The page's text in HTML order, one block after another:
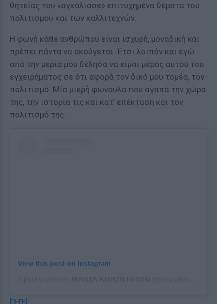
θητείας του «αγκάλιασε» επιτυχημένα θέματα του
πολιτισμού και των καλλιτεχνών.
Η φωνή κάθε ανθρώπου είναι ισχυρή, μοναδική και
πρέπει πάντα να ακούγεται. Έτσι λοιπόν και εγώ
από την μεριά μου θέλησα να είμαι μέρος αυτού του
εγχειρήματος σε ότι αφορά τον δικό μου τομέα, τον
πολιτισμό. Μία μικρή φωνούλα που αγαπά την χώρα
της, την ιστορία τις και κατ’ επέκταση και τον
πολιτισμό της.
View this post on Instagram
[ΠΗΓΗ]